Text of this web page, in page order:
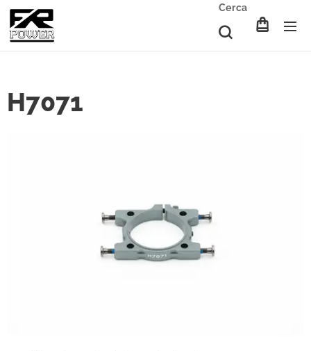
Cerca
H7071